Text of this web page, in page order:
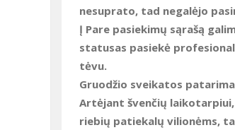
nesuprato, tad negalėjo
Į Pare pasiekimų sąrašą
statusas pasiekė
tėvu.
Gruodžio sveikatos
Artėjant švenčių laikotarpiui,
riebių patiekalų vilionėms,